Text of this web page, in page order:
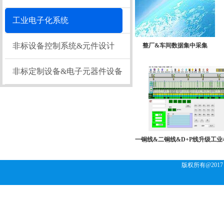
工业电子化系统
非标设备控制系统&元件设计
非标定制设备&电子元器件设备
整厂&车间数据集中采集
一铜线&二铜线&D+P线升级工业
版权所有